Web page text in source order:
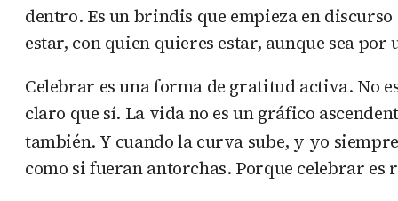
dentro. Es un brindis que empieza en
estar, con quien quieres estar, aunque sea por
Celebrar es una forma de gratitud activa. No
claro que sí. La vida no es un gráfico
también. Y cuando la curva sube, y yo
como si fueran antorchas. Porque celebrar